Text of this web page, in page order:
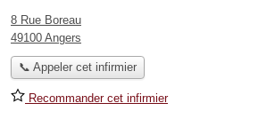
8 Rue Boreau
49100 Angers
📞 Appeler cet infirmier
Recommander cet infirmier